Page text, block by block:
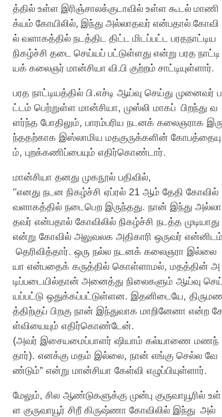
த்தில் உள்ள இரிஞ்சாலக்குடாவில் உள்ள கூடல் மாணி
க்யம் கோயிலில், இந்து அல்லாதவர் என்பதால் கோவி
ல் வளாகத்தில் நடத்திட திட்ட மிடப்பட்ட
பரதநாட்டிய
நிகழ்ச்சி தடை செய்யப் பட்டுள்ளது என்று பரத நாட்டி
யக் கலைஞர் மான்சியா வி.பி குற்றம் சாட்டியுள்ளார்.
பரத நாட்டியத்தில் பி.எச்டி ஆய்வு செய்து முனைவர் ப
ட்டம் பெற்றுள்ள மான்சியா, முஸ்லி மாகப் பிறந்து வ
ளர்ந்த போதிலும், பாரம்பரிய நடனக் கலைஞராக
ந்ததற்காக இஸ்லாமிய மதகுருக்களின் கோபத்தையு
ம், புறக்கணிப்பையும் எதிர்கொண்டார்.
மான்சியா தனது முகநூல் பதிவில்,
''எனது நடன நிகழ்ச்சி ஏப்ரல் 21 ஆம் தேதி கோவில்
வளாகத்தில் நடைபெற இருந்தது. நான் இந்து அல்லா
தவர் என்பதால் கோவிலில் நிகழ்ச்சி நடத்த முடியாது
என்று கோவில் அலுவலக அதிகாரி ஒருவர்
தெரிவித்தார். ஒரு நல்ல நடனக் கலைஞரா இல்லை
யா என்பதைக் கருத்தில் கொள்ளாமல், மதத்தின் அ
டிப்படையில்தான் அனைத்து நிலைகளும் ஆய்வு
யப்பட்டு ஒதுக்கப்பட்டுள்ளன. இதனிடையே,
த்திற்குப் பிறகு நான் இந்துவாக மாறினேனா என்ற
ள்வியையும் எதிர்கொண்டேன்.
(அவர் இசையமைப்பாளர் ஷியாம் கல்யாணை மணந்
தார்). எனக்கு மதம் இல்லை, நான் எங்கு செல்ல வே
ண்டும்” என்று மான்சியா கேள்வி எழுப்பியுள்ளார்.
மேலும், சில ஆண்டுகளுக்கு முன்பு குருவாயூரில் உள்
ள குருவாயூர் சிறீ கிருஷ்ணா கோவிலில் இந்து அல்